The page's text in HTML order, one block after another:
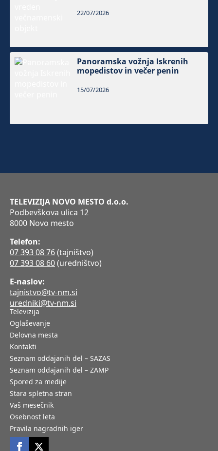
22/07/2026
Panoramska vožnja Iskrenih
mopedistov in večer penin
15/07/2026
TELEVIZIJA NOVO MESTO d.o.o.
Podbevškova ulica 12
8000 Novo mesto
Telefon:
07 393 08 76(tajništvo)
07 393 08 60(uredništvo)
E-naslov:
tajnistvo@tv-nm.si
uredniki@tv-nm.si
Televizija
Oglaševanje
Delovna mesta
Kontakti
Seznam oddajanih del – SAZAS
Seznam oddajanih del – ZAMP
Spored za medije
Stara spletna stran
Vaš mesečnik
Osebnost leta
Pravila nagradnih iger